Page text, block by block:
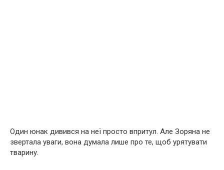
Один юнак дивився на неї просто впритул. Але Зоряна не
звертала уваги, вона думала лише про те, щоб урятувати
тварину.